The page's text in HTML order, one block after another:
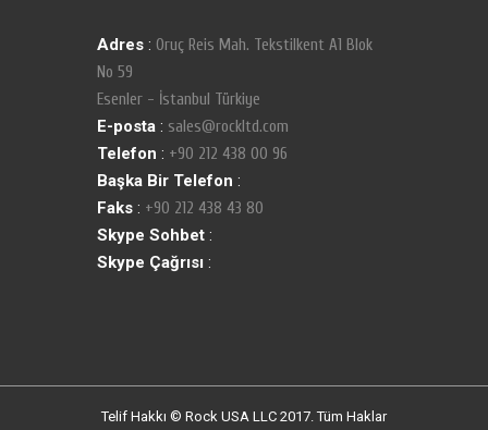
Adres : Oruç Reis Mah. Tekstilkent A1 Blok
No 59
Esenler - İstanbul Türkiye
E-posta : sales@rockltd.com
Telefon : +90 212 438 00 96
Başka Bir Telefon :
Faks : +90 212 438 43 80
Skype Sohbet :
Skype Çağrısı :
Telif Hakkı © Rock USA LLC 2017. Tüm Haklar